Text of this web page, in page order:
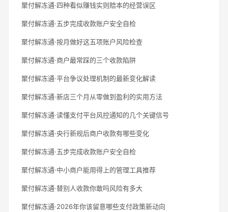
聚付解冻通·四种看似赚钱实则赔本的经营误区
聚付解冻通·五步完成收款账户安全自检
聚付解冻通·按月做好这五项账户风险检查
聚付解冻通·商户最常踩的三个收款陷阱
聚付解冻通·平台争议处理机制的最新变化解读
聚付解冻通·新店三个月从零做到盈利的实用方法
聚付解冻通·读懂支付平台风控通知的几个关键信号
聚付解冻通·央行新规后商户收款有哪些变化
聚付解冻通·五步完成收款账户安全自检
聚付解冻通·中小商户能用得上的管理工具推荐
聚付解冻通·替别人收款你敢吗风险有多大
聚付解冻通·2026年你该留意哪些支付政策新动向